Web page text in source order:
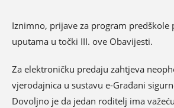
Iznimno, prijave za program predškole
uputama u točki III. ove Obavijesti.
Za elektroničku predaju zahtjeva
vjerodajnica u sustavu e-Građani
Dovoljno je da jedan roditelj ima